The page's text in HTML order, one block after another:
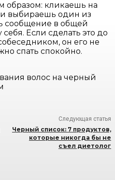
образом: кликаешь на
выбираешь один из
сообщение в общей
Если сделать это до
он его не
спать спокойно.
волос на черный
Следующая статья
Черный список: 7 продуктов,
которые никогда бы не
съел диетолог